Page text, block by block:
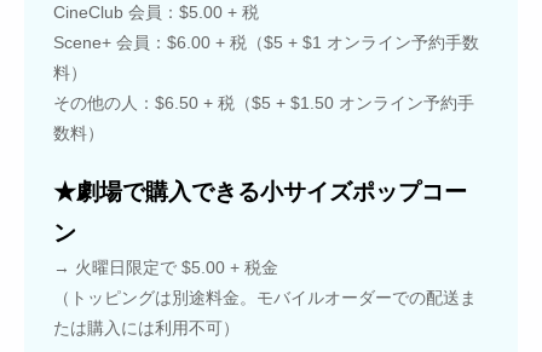
CineClub 会員：$5.00 + 税
Scene+ 会員：$6.00 + 税（$5 + $1 オンライン予約手数
料）
その他の人：$6.50 + 税（$5 + $1.50 オンライン予約手
数料）
★劇場で購入できる小サイズポップコー
ン
→ 火曜日限定で $5.00 + 税金
（トッピングは別途料金。モバイルオーダーでの配送ま
たは購入には利用不可）